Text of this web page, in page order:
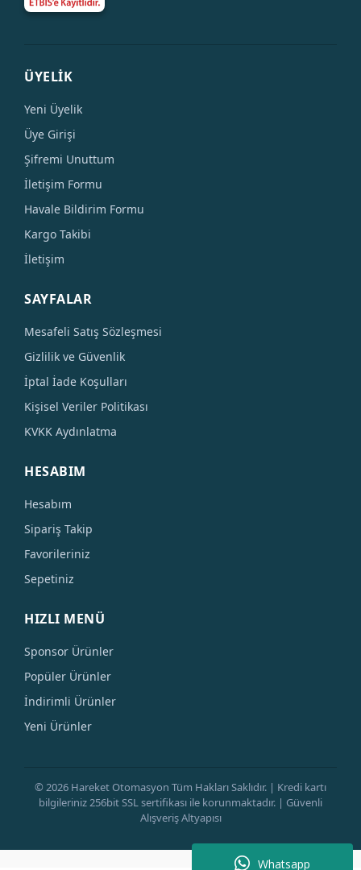
Whatsapp
ÜYELİK
Yeni Üyelik
Üye Girişi
Şifremi Unuttum
İletişim Formu
Havale Bildirim Formu
Kargo Takibi
İletişim
SAYFALAR
Mesafeli Satış Sözleşmesi
Gizlilik ve Güvenlik
İptal İade Koşulları
Kişisel Veriler Politikası
KVKK Aydınlatma
HESABIM
Hesabım
Sipariş Takip
Favorileriniz
Sepetiniz
HIZLI MENÜ
Sponsor Ürünler
Popüler Ürünler
İndirimli Ürünler
Yeni Ürünler
© 2026 Hareket Otomasyon Tüm Hakları Saklıdır. | Kredi kartı
bilgileriniz 256bit SSL sertifikası ile korunmaktadır. | Güvenli
Alışveriş Altyapısı